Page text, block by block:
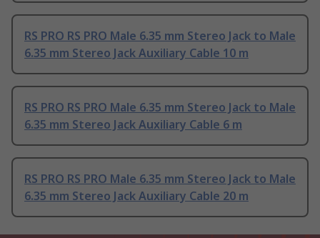
RS PRO RS PRO Male 6.35 mm Stereo Jack to Male
6.35 mm Stereo Jack Auxiliary Cable 10 m
RS PRO RS PRO Male 6.35 mm Stereo Jack to Male
6.35 mm Stereo Jack Auxiliary Cable 6 m
RS PRO RS PRO Male 6.35 mm Stereo Jack to Male
6.35 mm Stereo Jack Auxiliary Cable 20 m